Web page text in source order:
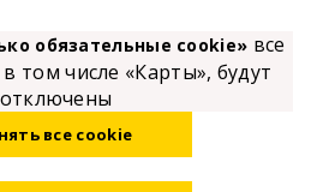
обязательные cookie» все
том числе «Карты», будут
отключены
все cookie